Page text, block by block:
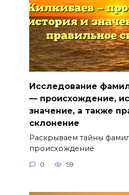
Исследование
— происхождение,
значение, а также
склонение
Раскрываем тайны
происхождение
0 59